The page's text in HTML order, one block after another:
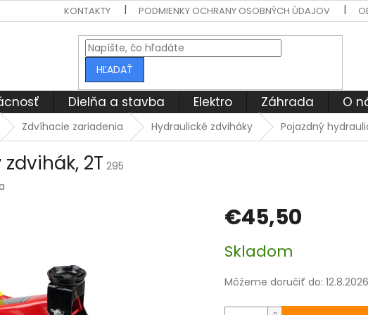
KONTAKTY PODMIENKY OCHRANY OSOBNÝCH ÚDAJOV
HĽADAŤ
Dielňa a stavba Elektro Záhrada O
Zdvíhacie zariadenia Hydraulické zdviháky Pojazdný
2T 295
€45,50
cena:
Skladom
Môžeme doručiť do: 12.8.2026